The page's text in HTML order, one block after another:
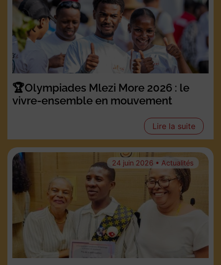
🏆Olympiades Mlezi More 2026 : le
vivre-ensemble en mouvement
Lire la suite
24 juin 2026 • Actualités